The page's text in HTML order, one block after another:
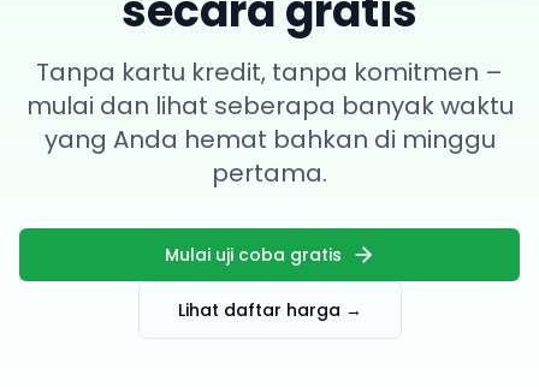
Tanpa kartu kredit, tanpa komitmen –
mulai dan lihat seberapa banyak waktu
yang Anda hemat bahkan di minggu
pertama.
Mulai uji coba gratis
Lihat daftar harga →